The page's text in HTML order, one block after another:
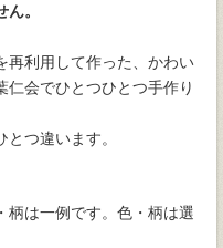
。
再利用して作った、かわい
仁会でひとつひとつ手作り
つ違います。
柄は一例です。色・柄は選